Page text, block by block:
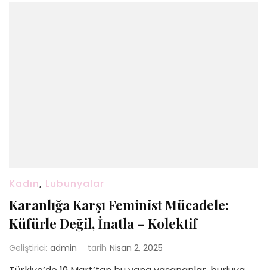
Kadın, Lubunyalar
Karanlığa Karşı Feminist Mücadele:
Küfürle Değil, İnatla – Kolektif
Geliştirici: admin tarih Nisan 2, 2025